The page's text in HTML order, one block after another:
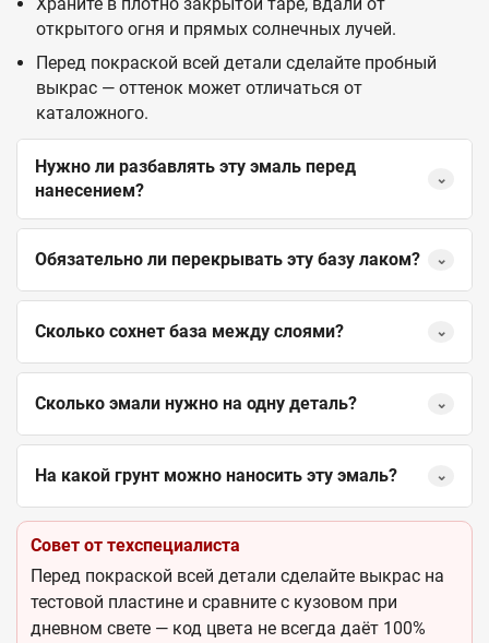
Храните в плотно закрытой таре, вдали от
открытого огня и прямых солнечных лучей.
Перед покраской всей детали сделайте пробный
выкрас — оттенок может отличаться от
каталожного.
Нужно ли разбавлять эту эмаль перед
нанесением?
⌄
Обязательно ли перекрывать эту базу лаком? ⌄
Сколько сохнет база между слоями? ⌄
Сколько эмали нужно на одну деталь? ⌄
На какой грунт можно наносить эту эмаль? ⌄
Совет от техспециалиста
Перед покраской всей детали сделайте выкрас на
тестовой пластине и сравните с кузовом при
дневном свете — код цвета не всегда даёт 100%